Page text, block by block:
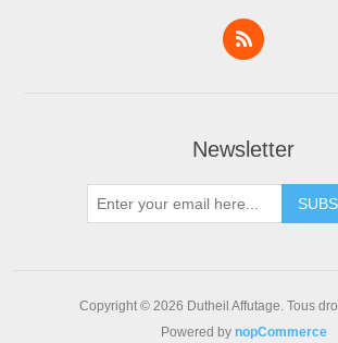
Newsletter
Copyright © 2026 Dutheil Affutage. Tous
Powered by nopCommerce